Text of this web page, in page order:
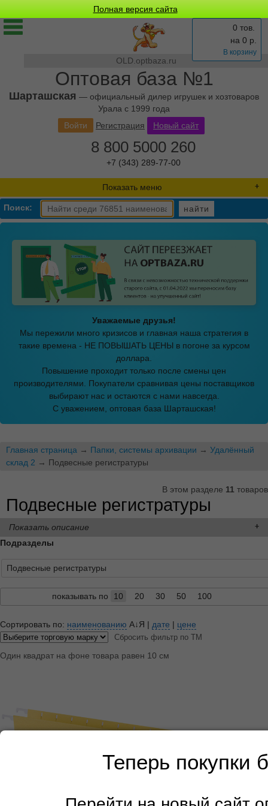
Полная версия сайта
OLD.optbaza.ru
Оптовая база №1
Шарташская — официальный дилер игрушек и хозтоваров
Урала с 1999 года
0 тов.
на 0 р.
В корзину
Войти Регистрация Новый сайт
8 800 5000 260
+7 (343) 289-77-00
Показать меню
Поиск: найти
Теперь покупки
Уважаемые друзья!
Мы пережили много кризисов и главная наша стратегия в
такие времена - НЕ ПОВЫШАТЬ ЦЕНЫ в погоне за курсом
доллара.
Повышение проходит только после смены цен
производителями. Покупатели сравнивая цены поставщиков
выбирают нас и остаются с нами навсегда.
С уважением, оптовая база Шарташская!
Главная страница → Папки, системы архивации → Удалённый
склад 2 → Подвесные регистратуры
В этом разделе 11 товаров
Подвесные регистратуры
Показать описание
Подразделы
Подвесные регистратуры
показывать по 10 20 30 50 100
Сортировать по: наименованию А↓Я | дате | цене
Сбросить фильтр по ТМ
Один квадрат на фоне товара равен 10 см